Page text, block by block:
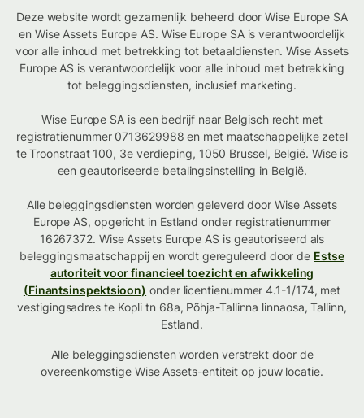
Deze website wordt gezamenlijk beheerd door Wise Europe SA
en Wise Assets Europe AS. Wise Europe SA is verantwoordelijk
voor alle inhoud met betrekking tot betaaldiensten. Wise Assets
Europe AS is verantwoordelijk voor alle inhoud met betrekking
tot beleggingsdiensten, inclusief marketing.
Wise Europe SA is een bedrijf naar Belgisch recht met
registratienummer 0713629988 en met maatschappelijke zetel
te Troonstraat 100, 3e verdieping, 1050 Brussel, België. Wise is
een geautoriseerde betalingsinstelling in België.
Alle beleggingsdiensten worden geleverd door Wise Assets
Europe AS, opgericht in Estland onder registratienummer
16267372. Wise Assets Europe AS is geautoriseerd als
beleggingsmaatschappij en wordt gereguleerd door de Estse
autoriteit voor financieel toezicht en afwikkeling
(Finantsinspektsioon) onder licentienummer 4.1-1/174, met
vestigingsadres te Kopli tn 68a, Põhja-Tallinna linnaosa, Tallinn,
Estland.
Alle beleggingsdiensten worden verstrekt door de
overeenkomstige Wise Assets-entiteit op jouw locatie.